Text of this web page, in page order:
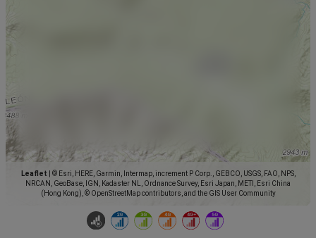
Leaflet
© Esri, HERE, Garmin, Intermap, increment P Corp., GEBCO, USGS, FAO, NPS,
NRCAN, GeoBase, IGN, Kadaster NL, Ordnance Survey, Esri Japan, METI, Esri China
(Hong Kong), © OpenStreetMap contributors, and the GIS User Community